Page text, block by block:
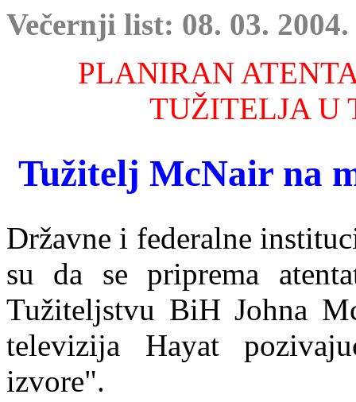
Večernji list: 08. 03. 2004.
PLANIRAN
TUŽITELJA U
Tužitelj McNair na
Državne i federalne
su da se priprema
Tužiteljstvu BiH Johna
televizija Hayat
izvore".